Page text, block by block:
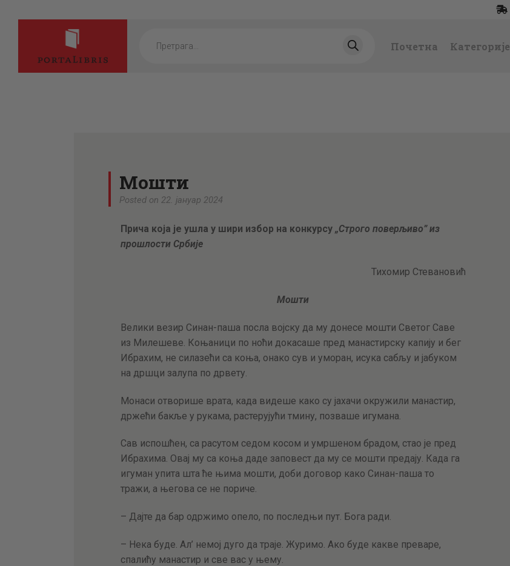
search
Почетна Категорије
КАТЕГОРИЈЕ
ЗАБОРАВА
ЦЕНОВНИК
ПИСМО
Мошти
Posted on 22. јануар 2024
Прича која је ушла у шири избор на конкурсу „Строго поверљиво” из
прошлости Србије
Тихомир Стевановић
Мошти
Велики везир Синан-паша посла војску да му донесе мошти Светог Саве
из Милешеве. Коњаници по ноћи докасаше пред манастирску капију и бег
Ибрахим, не силазећи са коња, онако сув и уморан, исука сабљу и јабуком
на дршци залупа по дрвету.
Монаси отворише врата, када видеше како су јахачи окружили манастир,
држећи бакље у рукама, растерујући тмину, позваше игумана.
Сав испошћен, са расутом седом косом и умршеном брадом, стао је пред
Ибрахима. Овај му са коња даде заповест да му се мошти предају. Када га
игуман упита шта ће њима мошти, доби договор како Синан-паша то
тражи, а његова се не пориче.
– Дајте да бар одржимо опело, по последњи пут. Бога ради.
– Нека буде. Ал’ немој дуго да траје. Журимо. Ако буде какве преваре,
спалићу манaстир и све вас у њему.